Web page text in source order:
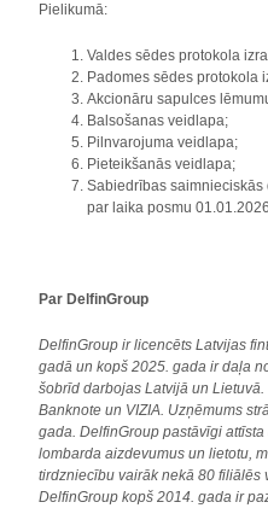
Pielikumā:
Valdes sēdes protokola
Padomes sēdes protokola
Akcionāru sapulces
Balsošanas veidlapa;
Pilnvarojuma veidlapa;
Pieteikšanās veidlapa;
Sabiedrības saimnieciskās
par laika posmu
Par DelfinGroup
DelfinGroup ir licencēts Latvijas
gadā un kopš 2025. gada ir daļa
šobrīd darbojas Latvijā un
Banknote un VIZIA. Uzņēmums
gada. DelfinGroup pastāvīgi
lombarda aizdevumus un lietotu,
tirdzniecību vairāk nekā 80 filiālēs
DelfinGroup kopš 2014. gada ir